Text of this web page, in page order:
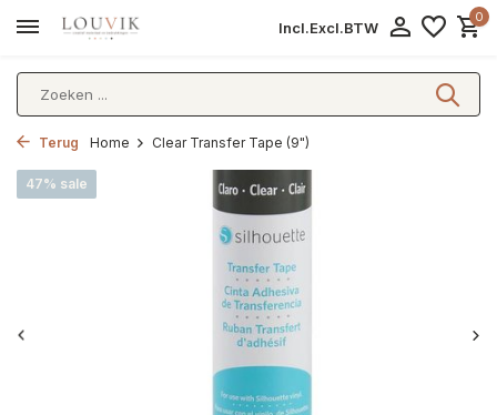
Incl.Excl.BTW
0
Terug Home Clear Transfer Tape (9")
47% sale